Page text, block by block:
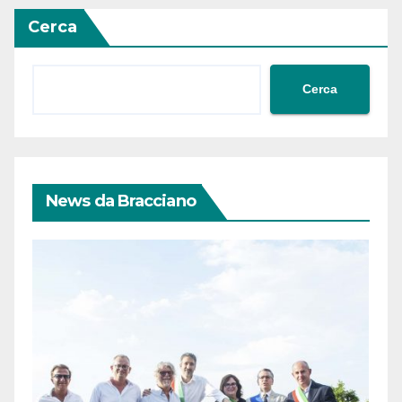
Cerca
Cerca
News da Bracciano